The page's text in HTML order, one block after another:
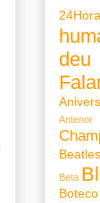
Beatles
Beta
Boteco